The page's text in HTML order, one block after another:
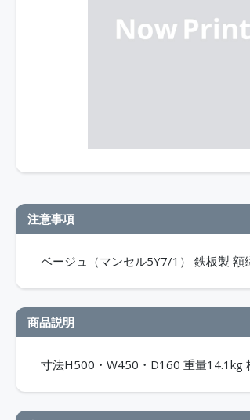
注意事項
ベージュ（マンセル5Y7/1） 鉄板製
商品説明
寸法H500・W450・D160 重量14.1kg